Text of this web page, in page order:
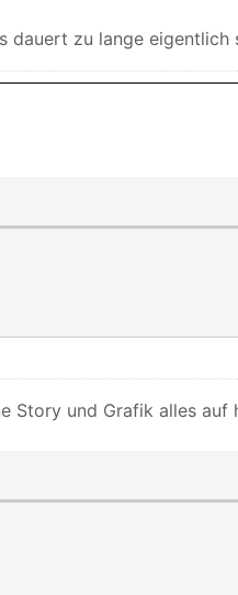
dauert zu lange
Story und Grafik alles auf